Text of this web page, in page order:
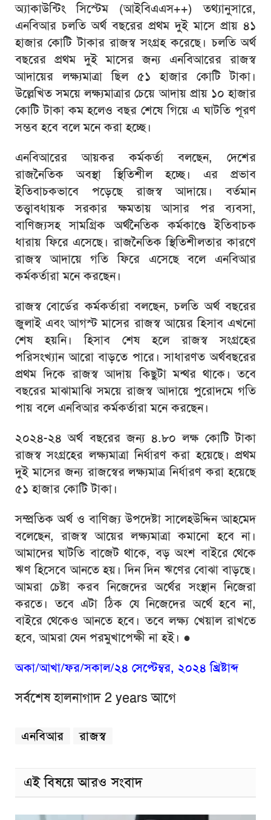
অ্যাকাউন্টিং সিস্টেম (আইবিএএস++) তথ্যানুসারে,
এনবিআর চলতি অর্থ বছরের প্রথম দুই মাসে প্রায় ৪১
হাজার কোটি টাকার রাজস্ব সংগ্রহ করেছে। চলতি অর্থ
বছরের প্রথম দুই মাসের জন্য এনবিআরের রাজস্ব
আদায়ের লক্ষ্যমাত্রা ছিল ৫১ হাজার কোটি টাকা।
উল্লেখিত সময়ে লক্ষ্যমাত্রার চেয়ে আদায় প্রায় ১০ হাজার
কোটি টাকা কম হলেও বছর শেষে গিয়ে এ ঘাটতি পূরণ
সম্ভব হবে বলে মনে করা হচ্ছে।
এনবিআরের আয়কর কর্মকর্তা বলছেন, দেশের
রাজনৈতিক অবস্থা স্থিতিশীল হচ্ছে। এর প্রভাব
ইতিবাচকভাবে পড়েছে রাজস্ব আদায়ে। বর্তমান
তত্ত্বাবধায়ক সরকার ক্ষমতায় আসার পর ব্যবসা,
বাণিজ্যসহ সামগ্রিক অর্থনৈতিক কর্মকাণ্ডে ইতিবাচক
ধারায় ফিরে এসেছে। রাজনৈতিক স্থিতিশীলতার কারণে
রাজস্ব আদায়ে গতি ফিরে এসেছে বলে এনবিআর
কর্মকর্তারা মনে করছেন।
রাজস্ব বোর্ডের কর্মকর্তারা বলছেন, চলতি অর্থ বছরের
জুলাই এবং আগস্ট মাসের রাজস্ব আয়ের হিসাব এখনো
শেষ হয়নি। হিসাব শেষ হলে রাজস্ব সংগ্রহের
পরিসংখ্যান আরো বাড়তে পারে। সাধারণত অর্থবছরের
প্রথম দিকে রাজস্ব আদায় কিছুটা মন্থর থাকে। তবে
বছরের মাঝামাঝি সময়ে রাজস্ব আদায়ে পুরোদমে গতি
পায় বলে এনবিআর কর্মকর্তারা মনে করছেন।
২০২৪-২৪ অর্থ বছরের জন্য ৪.৮০ লক্ষ কোটি টাকা
রাজস্ব সংগ্রহের লক্ষ্যমাত্রা নির্ধারণ করা হয়েছে। প্রথম
দুই মাসের জন্য রাজস্বের লক্ষ্যমাত্র নির্ধারণ করা হয়েছে
৫১ হাজার কোটি টাকা।
সম্প্রতিক অর্থ ও বাণিজ্য উপদেষ্টা সালেহউদ্দিন আহমেদ
বলেছেন, রাজস্ব আয়ের লক্ষ্যমাত্রা কমানো হবে না।
আমাদের ঘাটতি বাজেট থাকে, বড় অংশ বাইরে থেকে
ঋণ হিসেবে আনতে হয়। দিন দিন ঋণের বোঝা বাড়ছে।
আমরা চেষ্টা করব নিজেদের অর্থের সংস্থান নিজেরা
করতে। তবে এটা ঠিক যে নিজেদের অর্থে হবে না,
বাইরে থেকেও আনতে হবে। তবে লক্ষ্য খেয়াল রাখতে
হবে, আমরা যেন পরমুখাপেক্ষী না হই। ●
অকা/আখা/ফর/সকাল/২৪ সেপ্টেম্বর, ২০২৪ খ্রিষ্টাব্দ
সর্বশেষ হালনাগাদ 2 years আগে
এনবিআর রাজস্ব
এই বিষয়ে আরও সংবাদ